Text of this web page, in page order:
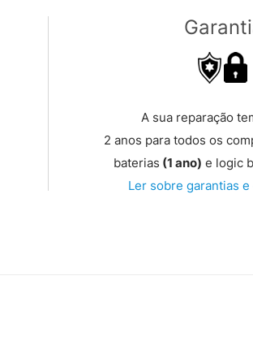
A sua reparação
2 anos para todos os
baterias (1 ano) e logic
Ler sobre garantias